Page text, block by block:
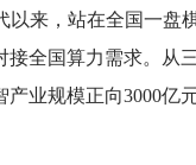
以来，站在全国一盘
接全国算力需求。从
产业规模正向3000亿